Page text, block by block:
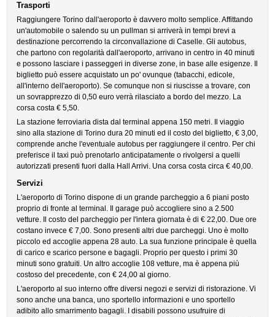
Trasporti
Raggiungere Torino dall'aeroporto è davvero molto semplice. Affittando
un'automobile o salendo su un pullman si arriverà in tempi brevi a
destinazione percorrendo la circonvallazione di Caselle. Gli autobus,
che partono con regolarità dall'aeroporto, arrivano in centro in 40 minuti
e possono lasciare i passeggeri in diverse zone, in base alle esigenze. Il
biglietto può essere acquistato un po' ovunque (tabacchi, edicole,
all'interno dell'aeroporto). Se comunque non si riuscisse a trovare, con
un sovrapprezzo di 0,50 euro verrà rilasciato a bordo del mezzo. La
corsa costa € 5,50.
La stazione ferroviaria dista dal terminal appena 150 metri. Il viaggio
sino alla stazione di Torino dura 20 minuti ed il costo del biglietto, € 3,00,
comprende anche l'eventuale autobus per raggiungere il centro. Per chi
preferisce il taxi può prenotarlo anticipatamente o rivolgersi a quelli
autorizzati presenti fuori dalla Hall Arrivi. Una corsa costa circa € 40,00.
Servizi
L'aeroporto di Torino dispone di un grande parcheggio a 6 piani posto
proprio di fronte al terminal. Il garage può accogliere sino a 2.500
vetture. Il costo del parcheggio per l'intera giornata è di € 22,00. Due ore
costano invece € 7,00. Sono presenti altri due parcheggi. Uno è molto
piccolo ed accoglie appena 28 auto. La sua funzione principale è quella
di carico e scarico persone e bagagli. Proprio per questo i primi 30
minuti sono gratuiti. Un altro accoglie 108 vetture, ma è appena più
costoso del precedente, con € 24,00 al giorno.
L'aeroporto al suo interno offre diversi negozi e servizi di ristorazione. Vi
sono anche una banca, uno sportello informazioni e uno sportello
adibito allo smarrimento bagagli. I disabili possono usufruire di